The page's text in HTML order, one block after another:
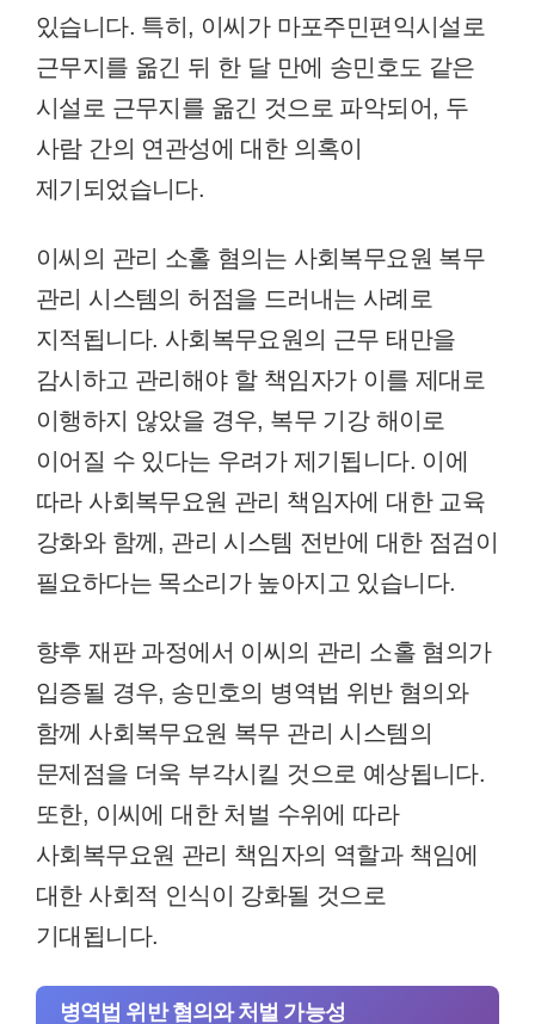
있습니다. 특히, 이씨가 마포주민편익시설로
근무지를 옮긴 뒤 한 달 만에 송민호도 같은
시설로 근무지를 옮긴 것으로 파악되어, 두
사람 간의 연관성에 대한 의혹이
제기되었습니다.
이씨의 관리 소홀 혐의는 사회복무요원 복무
관리 시스템의 허점을 드러내는 사례로
지적됩니다. 사회복무요원의 근무 태만을
감시하고 관리해야 할 책임자가 이를 제대로
이행하지 않았을 경우, 복무 기강 해이로
이어질 수 있다는 우려가 제기됩니다. 이에
따라 사회복무요원 관리 책임자에 대한 교육
강화와 함께, 관리 시스템 전반에 대한 점검이
필요하다는 목소리가 높아지고 있습니다.
향후 재판 과정에서 이씨의 관리 소홀 혐의가
입증될 경우, 송민호의 병역법 위반 혐의와
함께 사회복무요원 복무 관리 시스템의
문제점을 더욱 부각시킬 것으로 예상됩니다.
또한, 이씨에 대한 처벌 수위에 따라
사회복무요원 관리 책임자의 역할과 책임에
대한 사회적 인식이 강화될 것으로
기대됩니다.
병역법 위반 혐의와 처벌 가능성